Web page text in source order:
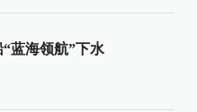
蓝海领航”下水